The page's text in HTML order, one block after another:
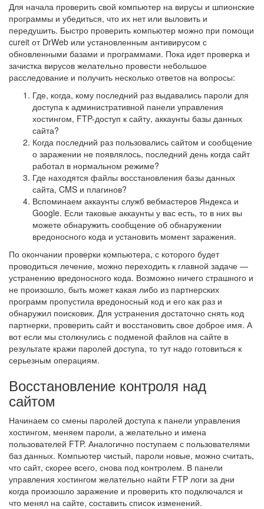
Для начала проверить свой компьютер на вирусы и шпионские
программы и убедиться, что их нет или выловить и
передушить. Быстро проверить компьютер можно при помощи
cureit от DrWeb или установленным антивирусом с
обновленными базами и программами. Пока идет проверка и
зачистка вирусов желательно провести небольшое
расследование и получить несколько ответов на вопросы:
Где, когда, кому последний раз выдавались пароли для
доступа к административной панели управления
хостингом, FTP-доступ к сайту, аккаунты базы данных
сайта?
Когда последний раз пользовались сайтом и сообщение
о заражении не появлялось, последний день когда сайт
работал в нормальном режиме?
Где находятся файлы восстановления базы данных
сайта, CMS и плагинов?
Вспоминаем аккаунты служб вебмастеров Яндекса и
Google. Если таковые аккаунты у вас есть, то в них вы
можете обнаружить сообщение об обнаружении
вредоносного кода и установить момент заражения.
По окончании проверки компьютера, с которого будет
проводиться лечение, можно переходить к главной задаче —
устранению вредоносного кода. Возможно ничего страшного и
не произошло, быть может какая либо из партнерских
программ пропустила вредоносный код и его как раз и
обнаружил поисковик. Для устранения достаточно снять код
партнерки, проверить сайт и восстановить свое доброе имя. А
вот если мы столкнулись с подменой файлов на сайте в
результате кражи паролей доступа, то тут надо готовиться к
серьезным операциям.
Восстановление контроля над
сайтом
Начинаем со смены паролей доступа к панели управления
хостингом, меняем пароли, а желательно и имена
пользователей FTP. Аналогично поступаем с пользователями
баз данных. Компьютер чистый, пароли новые, можно считать,
что сайт, скорее всего, снова под контролем. В панели
управления хостингом желательно найти FTP логи за дни
когда произошло заражение и проверить кто подключался и
что менял на сайте, составить список изменений.